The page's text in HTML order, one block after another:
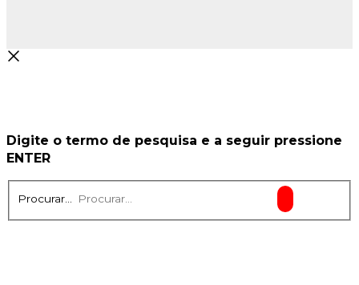
Digite o termo de pesquisa e a seguir pressione
ENTER
Procurar...